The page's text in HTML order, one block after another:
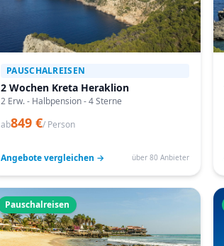
PAUSCHALREISEN
2 Wochen Kreta Heraklion
2 Erw. - Halbpension - 4 Sterne
ab849 €/ Person
Angebote vergleichen → über 80 Anbieter
Pauschalreisen